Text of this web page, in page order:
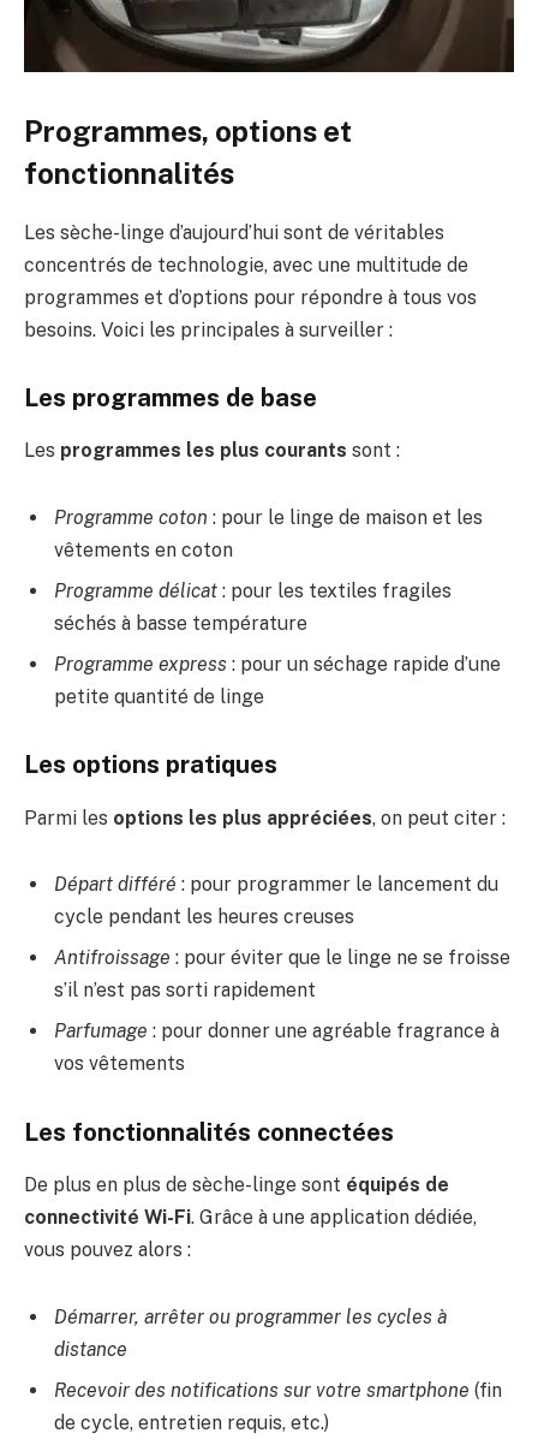
Programmes, options et
fonctionnalités
Les sèche-linge d’aujourd’hui sont de véritables
concentrés de technologie, avec une multitude de
programmes et d’options pour répondre à tous vos
besoins. Voici les principales à surveiller :
Les programmes de base
Les programmes les plus courants sont :
Programme coton : pour le linge de maison et les
vêtements en coton
Programme délicat : pour les textiles fragiles
séchés à basse température
Programme express : pour un séchage rapide d’une
petite quantité de linge
Les options pratiques
Parmi les options les plus appréciées, on peut citer :
Départ différé : pour programmer le lancement du
cycle pendant les heures creuses
Antifroissage : pour éviter que le linge ne se froisse
s’il n’est pas sorti rapidement
Parfumage : pour donner une agréable fragrance à
vos vêtements
Les fonctionnalités connectées
De plus en plus de sèche-linge sont équipés de
connectivité Wi-Fi. Grâce à une application dédiée,
vous pouvez alors :
Démarrer, arrêter ou programmer les cycles à
distance
Recevoir des notifications sur votre smartphone (fin
de cycle, entretien requis, etc.)